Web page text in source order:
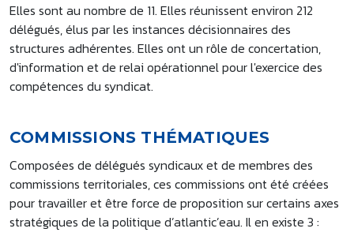
Elles sont au nombre de 11. Elles réunissent environ 212
délégués, élus par les instances décisionnaires des
structures adhérentes. Elles ont un rôle de concertation,
d'information et de relai opérationnel pour l'exercice des
compétences du syndicat.
COMMISSIONS THÉMATIQUES
Composées de délégués syndicaux et de membres des
commissions territoriales, ces commissions ont été créées
pour travailler et être force de proposition sur certains axes
stratégiques de la politique d’atlantic’eau. Il en existe 3 :